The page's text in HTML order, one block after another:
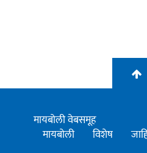
मायबोली वेबसमूह
मायबोली
विशेष